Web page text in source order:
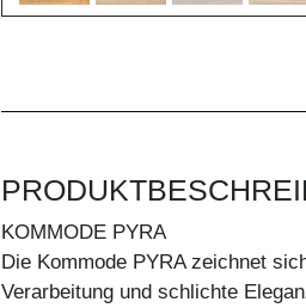
KOMMODE PYRA
Die Kommode PYRA zeichnet
Verarbeitung und schlichte